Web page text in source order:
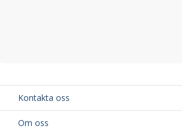
Kontakta oss
Om oss